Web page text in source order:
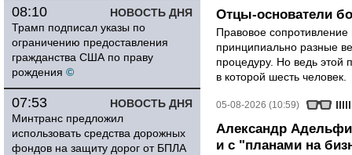
НОВОСТЬ ДНЯ
08:10
Трамп подписал указы по
ограничению предоставления
гражданства США по праву
рождения ©
НОВОСТЬ ДНЯ
07:53
Минтранс предложил
использовать средства дорожных
фондов на защиту дорог от БПЛА
Отцы-основатели
Правовое
принципиально разные
процедуру. Но ведь этой
в которой шесть человек.
05-08-2026 (10:59)
Александр
и с "планами на